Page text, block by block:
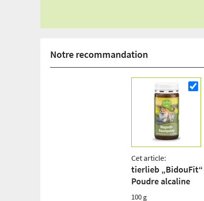
Notre recommandation
Cet article:
tierlieb „BidouFit“
Poudre alcaline
100 g